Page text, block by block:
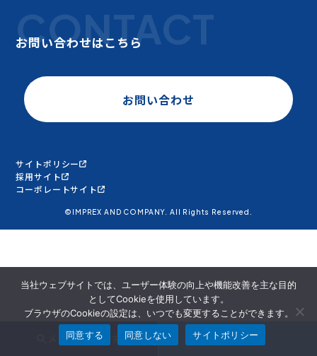
メンバーを探す 面談申込
CONTACT
お問い合わせはこちら
お問い合わせ
©IMPREX AND COMPANY. All Rights Reserved.
サイトポリシー
採用サイト
コーポレートサイト
当社ウェブサイトでは、ユーザー体験の向上や機能改善を主な目的
としてCookieを使用しています。
ブラウザのCookieの設定は、いつでも変更することができます。
同意する
同意しない サイトポリシー